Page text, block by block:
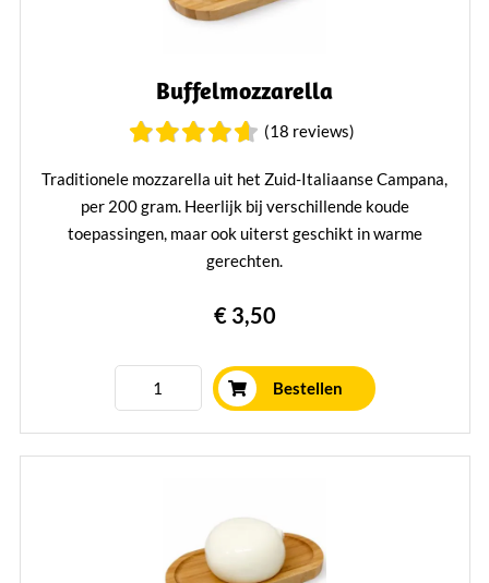
Buffelmozzarella
(18 reviews)
Traditionele mozzarella uit het Zuid-Italiaanse Campana,
per 200 gram. Heerlijk bij verschillende koude
toepassingen, maar ook uiterst geschikt in warme
gerechten.
€ 3,50
Bestellen